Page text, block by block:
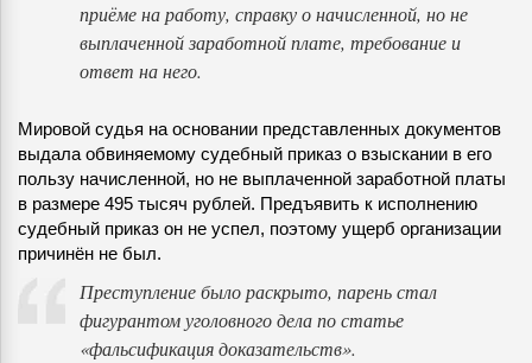
приёме на работу, справку о начисленной, но не
выплаченной заработной плате, требование и
ответ на него.
Мировой судья на основании представленных документов
выдала обвиняемому судебный приказ о взыскании в его
пользу начисленной, но не выплаченной заработной платы
в размере 495 тысяч рублей. Предъявить к исполнению
судебный приказ он не успел, поэтому ущерб организации
причинён не был.
Преступление было раскрыто, парень стал
фигурантом уголовного дела по статье
«фальсификация доказательств».